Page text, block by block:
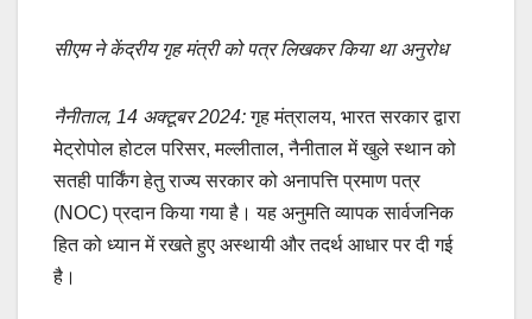
k
सीएम ने केंद्रीय गृह मंत्री को पत्र लिखकर किया था अनुरोध
नैनीताल, 14 अक्टूबर 2024:गृह मंत्रालय, भारत सरकार द्वारा
मेट्रोपोल होटल परिसर, मल्लीताल, नैनीताल में खुले स्थान को
सतही पार्किंग हेतु राज्य सरकार को अनापत्ति प्रमाण पत्र
(NOC) प्रदान किया गया है। यह अनुमति व्यापक सार्वजनिक
हित को ध्यान में रखते हुए अस्थायी और तदर्थ आधार पर दी गई
है।